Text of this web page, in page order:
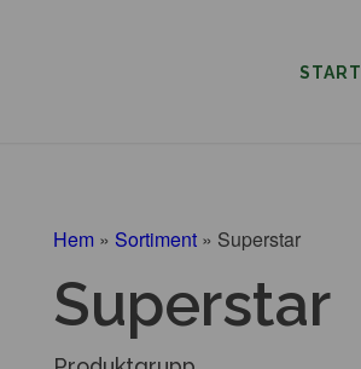
START
Hem » Sortiment » Superstar
Superstar